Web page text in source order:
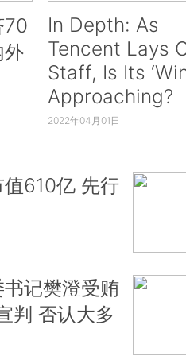
70
外
In Depth: As
Tencent Lays
Staff, Is Its
Approaching?
2022年04月01日
610亿 先行
记樊澄受贿
判 否认大多